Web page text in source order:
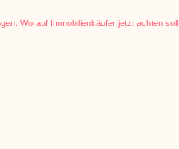
Worauf Immobilienkäufer jetzt achten